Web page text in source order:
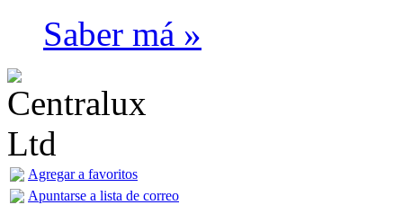
Saber má »
Agregar a favoritos
Apuntarse a lista de correo